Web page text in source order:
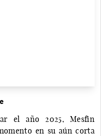
el año 2025, Mesfin
en su aún corta